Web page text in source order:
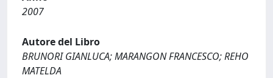
2007
Autore del Libro
BRUNORI GIANLUCA; MARANGON FRANCESCO; REHO
MATELDA